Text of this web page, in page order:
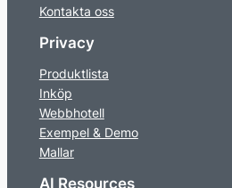
Kontakta oss
Privacy
Produktlista
Inköp
Webbhotell
Exempel & Demo
Mallar
AI Resources